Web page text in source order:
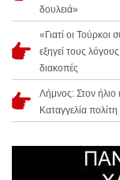
δουλειά»
«Γιατί οι Τούρκοι
εξηγεί τους
διακοπές
Λήμνος: Στον ήλιο
Καταγγελία πολίτη